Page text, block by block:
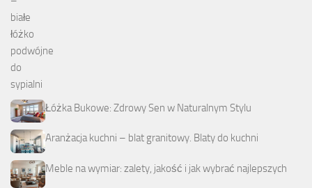
Łóżka Bukowe: Zdrowy Sen w Naturalnym Stylu
Aranżacja kuchni – blat granitowy. Blaty do kuchni
Meble na wymiar: zalety, jakość i jak wybrać najlepszych